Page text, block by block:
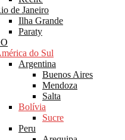
de Janeiro
Ilha Grande
Paraty
do Sul
Argentina
Buenos Aires
Mendoza
Salta
Bolívia
Sucre
Peru